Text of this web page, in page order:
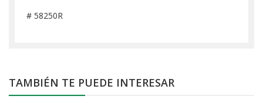
# 58250R
TAMBIÉN TE PUEDE INTERESAR